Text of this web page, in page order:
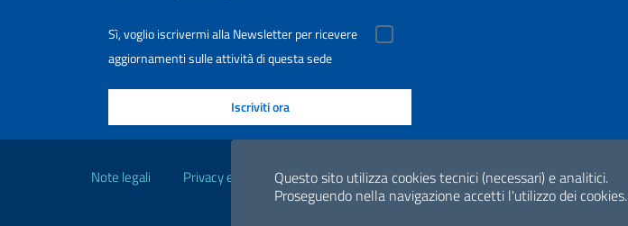
Questo sito utilizza cookies tecnici (necessari) e analitici.
Proseguendo nella navigazione accetti l'utilizzo dei cookies.
Sì, voglio iscrivermi alla Newsletter per ricevere
aggiornamenti sulle attività di questa sede
Note legali Privacy e cookie policy Dichiarazione di accessibilità